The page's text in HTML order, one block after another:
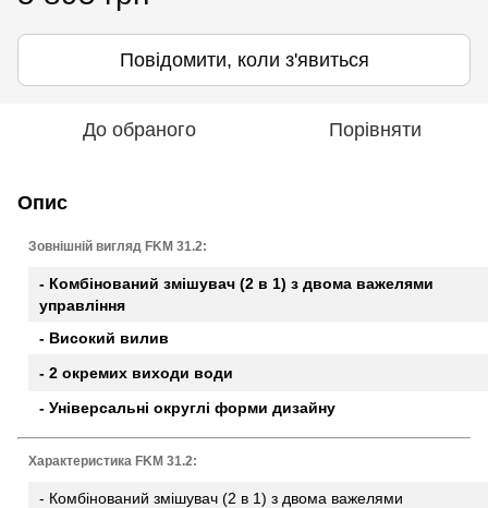
Повідомити, коли з'явиться
До обраного Порівняти
Опис
Зовнішній вигляд FKM 31.2:
- Комбінований змішувач (2 в 1) з двома важелями
управління
- Високий вилив
- 2 окремих виходи води
- Універсальні округлі форми дизайну
Характеристика FKM 31.2:
- Комбінований змішувач (2 в 1) з двома важелями